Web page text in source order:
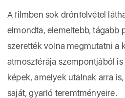
A filmben sok drónfelvétel
elmondta, elemeltebb, tágabb
szerették volna megmutatni a
atmoszférája szempontjából
képek, amelyek utalnak arra
saját, gyarló teremtményeire.